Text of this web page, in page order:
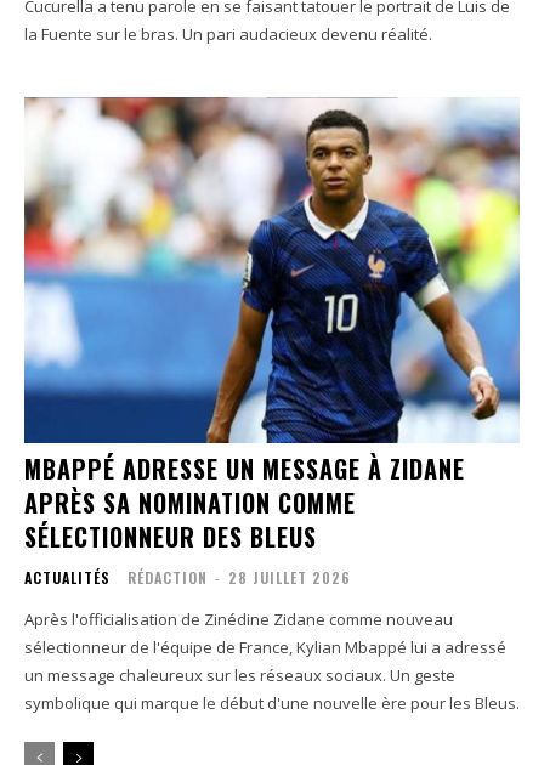
Cucurella a tenu parole en se faisant tatouer le portrait de Luis de
la Fuente sur le bras. Un pari audacieux devenu réalité.
MBAPPÉ ADRESSE UN MESSAGE À ZIDANE
APRÈS SA NOMINATION COMME
SÉLECTIONNEUR DES BLEUS
ACTUALITÉS RÉDACTION - 28 JUILLET 2026
Après l'officialisation de Zinédine Zidane comme nouveau
sélectionneur de l'équipe de France, Kylian Mbappé lui a adressé
un message chaleureux sur les réseaux sociaux. Un geste
symbolique qui marque le début d'une nouvelle ère pour les Bleus.